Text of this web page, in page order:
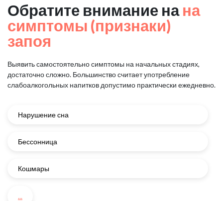
Обратите внимание нана
симптомы (признаки)
запоя
Выявить самостоятельно симптомы на начальных стадиях,
достаточно сложно. Большинство считает употребление
слабоалкогольных напитков допустимо практически ежедневно.
Нарушение сна
Бессонница
Кошмары
...